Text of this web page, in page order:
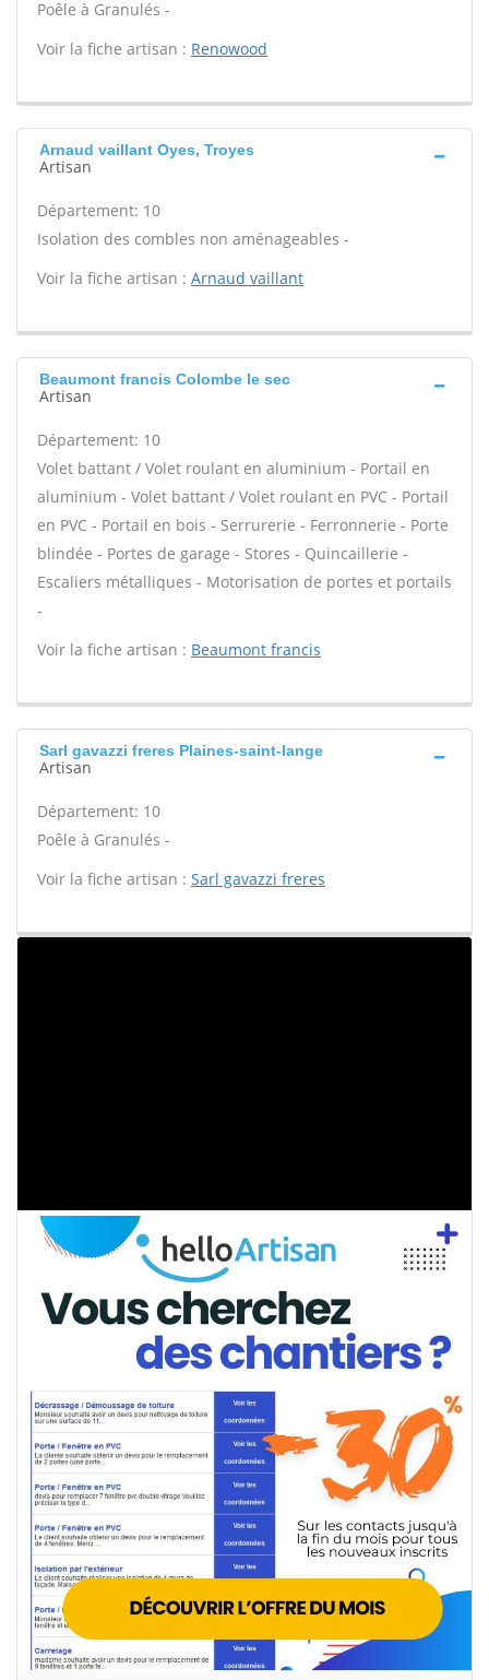
Poêle à Granulés -
Voir la fiche artisan : Renowood
Arnaud vaillant Oyes, Troyes
Artisan
Département: 10
Isolation des combles non aménageables -
Voir la fiche artisan : Arnaud vaillant
Beaumont francis Colombe le sec
Artisan
Département: 10
Volet battant / Volet roulant en aluminium - Portail en
aluminium - Volet battant / Volet roulant en PVC - Portail
en PVC - Portail en bois - Serrurerie - Ferronnerie - Porte
blindée - Portes de garage - Stores - Quincaillerie -
Escaliers métalliques - Motorisation de portes et portails
-
Voir la fiche artisan : Beaumont francis
Sarl gavazzi freres Plaines-saint-lange
Artisan
Département: 10
Poêle à Granulés -
Voir la fiche artisan : Sarl gavazzi freres